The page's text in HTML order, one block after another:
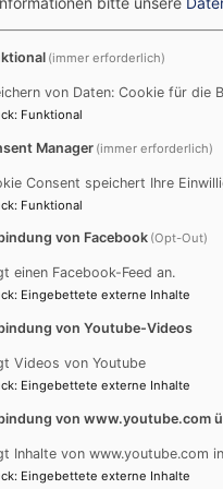
Deininger &
betreut.
(immer erforderlich)
von Daten: Cookie für die
: Funktional
Manager (immer erforderlich)
Consent speichert Ihre
: Funktional
von Facebook (Opt-Out)
einen Facebook-Feed an.
: Eingebettete externe Inhalte
von Youtube-Videos
Videos von Youtube
: Eingebettete externe Inhalte
von www.youtube.com
Inhalte von www.youtube.com
: Eingebettete externe Inhalte